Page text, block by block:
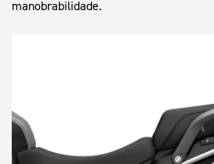
manobrabilidade.